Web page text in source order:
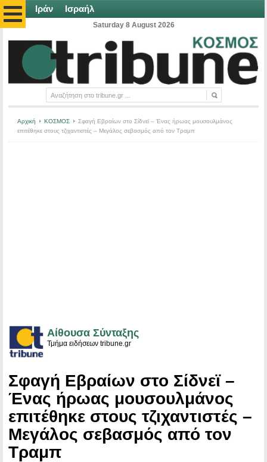
Ιράν Ισραήλ
Saturday 8 August 2026
Αρχική ΚΟΣΜΟΣ
Σφαγή Εβραίων στο Σίδνεϊ – Ένας ήρωας μουσουλμάνος
επιτέθηκε στους τζιχαντιστές – Μεγάλος σεβασμός από τον Τραμπ
Αίθουσα Σύνταξης
Τμήμα ειδήσεων tribune.gr
Σφαγή Εβραίων στο Σίδνεϊ –
Ένας ήρωας μουσουλμάνος
επιτέθηκε στους τζιχαντιστές –
Μεγάλος σεβασμός από τον
Τραμπ